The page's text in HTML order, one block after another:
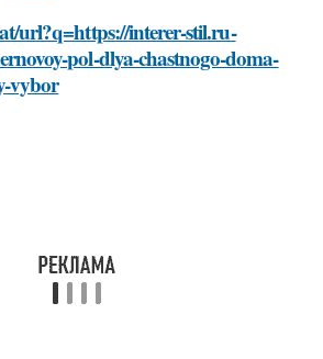
url?q=https://interer-stil.ru-
pol-dlya-chastnogo-doma-
vybor